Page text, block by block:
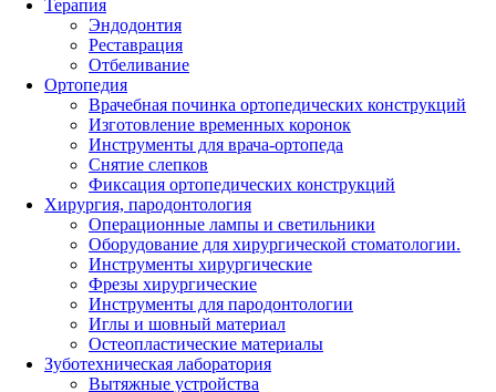
Терапия
Эндодонтия
Реставрация
Отбеливание
Ортопедия
Врачебная починка ортопедических конструкций
Изготовление временных коронок
Инструменты для врача-ортопеда
Снятие слепков
Фиксация ортопедических конструкций
Хирургия, пародонтология
Операционные лампы и светильники
Оборудование для хирургической стоматологии.
Инструменты хирургические
Фрезы хирургические
Инструменты для пародонтологии
Иглы и шовный материал
Остеопластические материалы
Зуботехническая лаборатория
Вытяжные устройства